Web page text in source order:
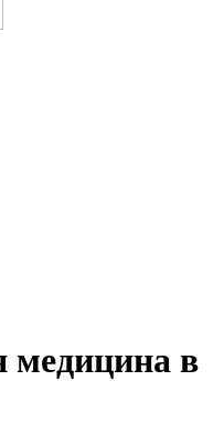
медицина в